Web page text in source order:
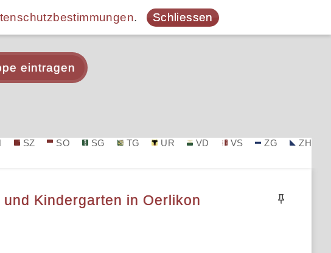
. Schliessen
eintragen
SZ SO SG TG UR VD VS ZG ZH
Kindergarten in Oerlikon